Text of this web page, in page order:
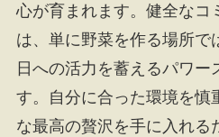
心が育まれます。健全なコ
は、単に野菜を作る場所で
日への活力を蓄えるパワー
す。自分に合った環境を慎
な最高の贅沢を手に入れる